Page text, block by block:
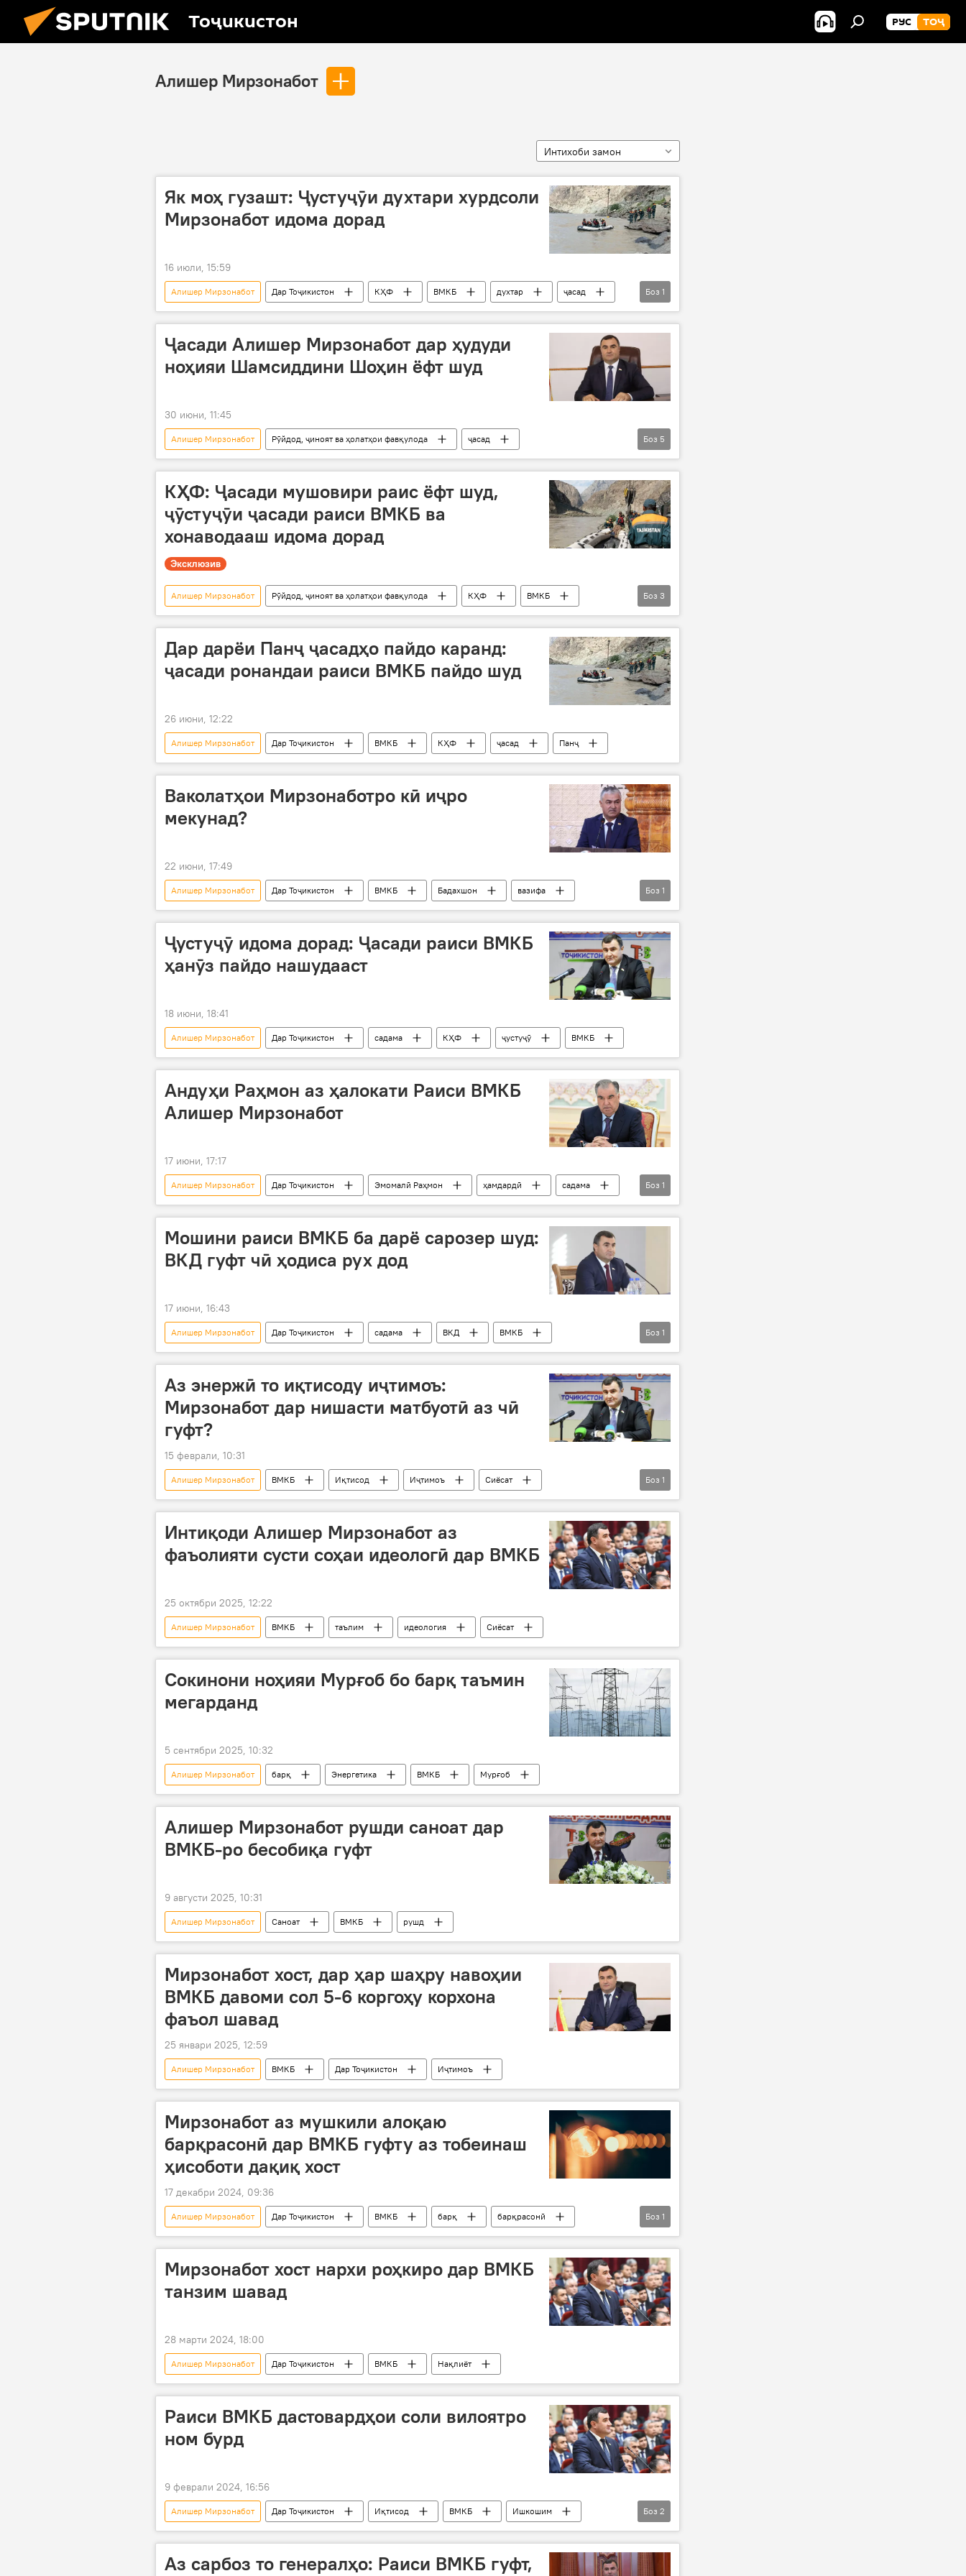
Тоҷикистон РУС ТОҶ
Алишер Мирзонабот
Интихоби замон
Як моҳ гузашт: Ҷустуҷӯи духтари хурдсоли
Мирзонабот идома дорад
16 июли, 15:59
Алишер Мирзонабот Дар Тоҷикистон КҲФ ВМКБ духтар
ҷасад
ҷустуҷӯ
Боз 1
Ҷасади Алишер Мирзонабот дар ҳудуди
ноҳияи Шамсиддини Шоҳин ёфт шуд
30 июни, 11:45
Алишер Мирзонабот Рӯйдод, ҷиноят ва ҳолатҳои фавқулода
ҷасад
пайдо кардани ҷасад
Шамсиддини Шоҳин ВМКБ Дар Тоҷикистон раис
Боз 5
КҲФ: Ҷасади мушовири раис ёфт шуд,
ҷӯстуҷӯи ҷасади раиси ВМКБ ва
хонаводааш идома дорад
Эксклюзив
Алишер Мирзонабот Рӯйдод, ҷиноят ва ҳолатҳои фавқулода КҲФ
ВМКБ
ҷустуҷӯ
садама Панҷ
Боз 3
Дар дарёи Панҷ ҷасадҳо пайдо каранд:
ҷасади ронандаи раиси ВМКБ пайдо шуд
26 июни, 12:22
Алишер Мирзонабот Дар Тоҷикистон ВМКБ КҲФ ҷасад Панҷ
Ваколатҳои Мирзонаботро кӣ иҷро
мекунад?
22 июни, 17:49
Алишер Мирзонабот Дар Тоҷикистон ВМКБ Бадахшон
вазифа
иҷрокунандаи вазифа
Боз 1
Ҷустуҷӯ идома дорад: Ҷасади раиси ВМКБ
ҳанӯз пайдо нашудааст
18 июни, 18:41
Алишер Мирзонабот Дар Тоҷикистон садама КҲФ ҷустуҷӯ ВМКБ
Андуҳи Раҳмон аз ҳалокати Раиси ВМКБ
Алишер Мирзонабот
17 июни, 17:17
Алишер Мирзонабот Дар Тоҷикистон Эмомалӣ Раҳмон ҳамдардӣ
садама
ВМКБ
Боз 1
Мошини раиси ВМКБ ба дарё сарозер шуд:
ВКД гуфт чӣ ҳодиса рух дод
17 июни, 16:43
Алишер Мирзонабот Дар Тоҷикистон садама ВКД
ВМКБ
Рӯйдод, ҷиноят ва ҳолатҳои фавқулода
Боз 1
Аз энержӣ то иқтисоду иҷтимоъ:
Мирзонабот дар нишасти матбуотӣ аз чӣ
гуфт?
15 феврали, 10:31
Алишер Мирзонабот ВМКБ Иқтисод Иҷтимоъ
Сиёсат
Дар Тоҷикистон
Боз 1
Интиқоди Алишер Мирзонабот аз
фаъолияти сусти соҳаи идеологӣ дар ВМКБ
25 октябри 2025, 12:22
Алишер Мирзонабот ВМКБ таълим идеология Сиёсат
Сокинони ноҳияи Мурғоб бо барқ таъмин
мегарданд
5 сентябри 2025, 10:32
Алишер Мирзонабот барқ Энергетика ВМКБ Мурғоб
Алишер Мирзонабот рушди саноат дар
ВМКБ-ро бесобиқа гуфт
9 августи 2025, 10:31
Алишер Мирзонабот Саноат ВМКБ рушд
Мирзонабот хост, дар ҳар шаҳру навоҳии
ВМКБ давоми сол 5-6 коргоҳу корхона
фаъол шавад
25 январи 2025, 12:59
Алишер Мирзонабот ВМКБ Дар Тоҷикистон Иҷтимоъ
Мирзонабот аз мушкили алоқаю
барқрасонӣ дар ВМКБ гуфту аз тобеинаш
ҳисоботи дақиқ хост
17 декабри 2024, 09:36
Алишер Мирзонабот Дар Тоҷикистон ВМКБ барқ
барқрасонӣ
алоқаи мобилӣ
Боз 1
Мирзонабот хост нархи роҳкиро дар ВМКБ
танзим шавад
28 марти 2024, 18:00
Алишер Мирзонабот Дар Тоҷикистон ВМКБ Нақлиёт
Раиси ВМКБ дастовардҳои соли вилоятро
ном бурд
9 феврали 2024, 16:56
Алишер Мирзонабот Дар Тоҷикистон Иқтисод ВМКБ
Ишкошим
Рӯшон
рушд
Боз 2
Аз сарбоз то генералҳо: Раиси ВМКБ гуфт,